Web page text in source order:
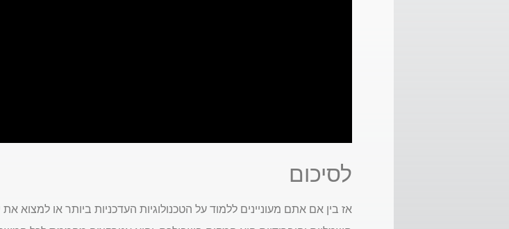
לסיכום
אז בין אם אתם מעוניינים ללמוד על הטכנולוגיות העדכניות ביותר או